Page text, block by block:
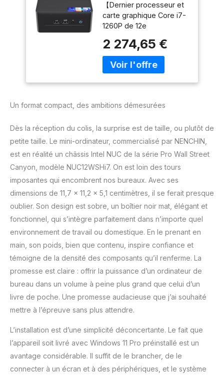
NUC12WSHi7 Mini
PC, Core i7-1260P
12 cœurs, 16
Threads, 18 Mo de
Cache, jusqu'à 4,7
GHz Turbo, 16 Go
de RAM, 512 Go de
SSD, Win 11 Pro
【Dernier processeur et
carte graphique Core i7-
1260P de 12e
avec Core i7-1260P de
12e génération, carte
graphique Iris Xe, 12
35 W TDP P-Cores : 4,7
GHz Turbo.
【Technologie
Thunderbolt et autres
Thunderbolt 4 (dont DP
1.4a et USB 4), 2 ports
USB 3.2 Gen 2 type A à
l'avant et 1 port USB 3.2
Gen 2 arrière de type A, 1
port USB 2.0 arrière et 2
connecteurs USB 2.0
internes, 2 ports HDMI 2.1
compatibles TMDS
(4K@60Hz), avec CEC
intégré par port, prise
casque stéréo avant 3,5
mm, jusqu'à 7.1 audio
numérique multicanal (ou
【Connectez jusqu'à un
écran 8K ou quatre
-v Ethernet RJ45
10/100/1000/2500 Mbps |
2 274,65 €
Un format compact, des ambitions démesurées
Dès la réception du colis, la surprise est de taille, ou plutôt de
petite taille. Le mini-ordinateur, commercialisé par NENCHIN,
est en réalité un châssis Intel NUC de la série Pro Wall Street
Canyon, modèle NUC12WSHi7. On est loin des tours
imposantes qui encombrent nos bureaux. Avec ses
dimensions de 11,7 x 11,2 x 5,1 centimètres, il se ferait presque
oublier. Son design est sobre, un boîtier noir mat, élégant et
fonctionnel, qui s’intègre parfaitement dans n’importe quel
environnement de travail ou domestique. En le prenant en
main, son poids, bien que contenu, inspire confiance et
témoigne de la densité des composants qu’il renferme. La
promesse est claire : offrir la puissance d’un ordinateur de
bureau dans un volume à peine plus grand que celui d’un
livre de poche. Une promesse audacieuse que j’ai souhaité
mettre à l’épreuve sans plus attendre.
L’installation est d’une simplicité déconcertante. Le fait que
l’appareil soit livré avec Windows 11 Pro préinstallé est un
avantage considérable. Il suffit de le brancher, de le
connecter à un écran et à des périphériques, et le système